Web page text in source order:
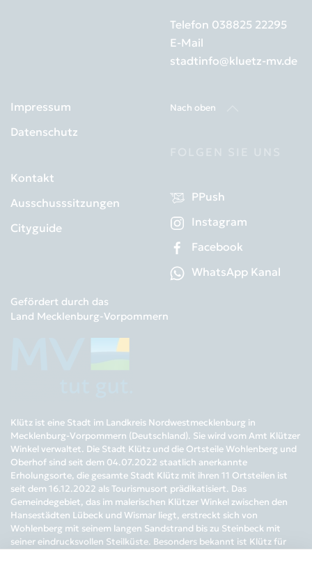
Telefon 038825 22295
E-Mail
stadtinfo@kluetz-mv.de
Impressum
Datenschutz
Kontakt
Ausschusssitzungen
Cityguide
Nach oben
PPush
Instagram
Facebook
WhatsApp Kanal
Gefördert durch das
Land Mecklenburg-Vorpommern
Klütz ist eine Stadt im Landkreis Nordwestmecklenburg in
Mecklenburg-Vorpommern (Deutschland). Sie wird vom Amt Klützer
Winkel verwaltet. Die Stadt Klütz und die Ortsteile Wohlenberg und
Oberhof sind seit dem 04.07.2022 staatlich anerkannte
Erholungsorte, die gesamte Stadt Klütz mit ihren 11 Ortsteilen ist
seit dem 16.12.2022 als Tourismusort prädikatisiert. Das
Gemeindegebiet, das im malerischen Klützer Winkel zwischen den
Hansestädten Lübeck und Wismar liegt, erstreckt sich von
Wohlenberg mit seinem langen Sandstrand bis zu Steinbeck mit
seiner eindrucksvollen Steilküste. Besonders bekannt ist Klütz für